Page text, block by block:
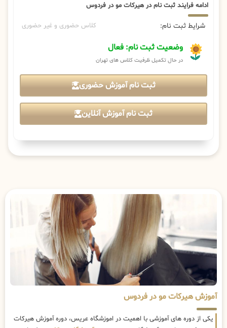
ادامه فرایند ثبت نام در هیرکات مو در فردوس
شرایط ثبت نام: کلاس حضوری و غیر حضوری
وضعیت ثبت نام: فعال
در حال تکمیل ظرفیت کلاس های تهران
ثبت نام آموزش حضوری
ثبت نام آموزش آنلاین
آموزش هیرکات مو در فردوس
یکی از دوره های آموزشی با اهمیت در اموزشگاه عریس، دوره آموزش هیرکات